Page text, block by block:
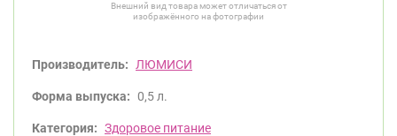
Внешний вид товара может отличаться от
изображённого на фотографии
Производитель: ЛЮМИСИ
Форма выпуска: 0,5 л.
Категория: Здоровое питание